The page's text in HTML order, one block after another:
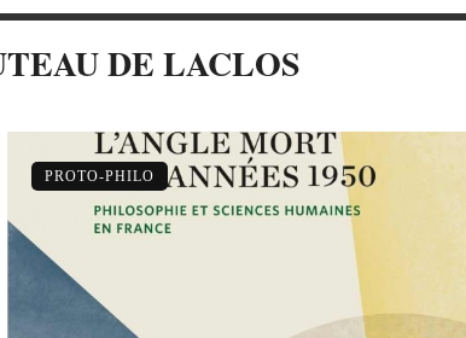
DE LACLOS
PROTO-PHILO